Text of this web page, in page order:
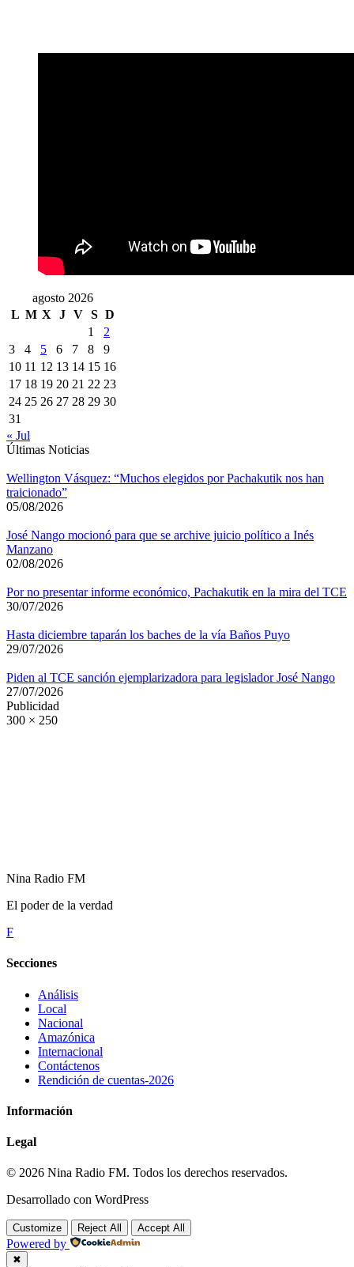
agosto 2026
L M X J V S D
1
2
3
4 5 6 7 8
9
10 11 12 13 14 15 16
17 18 19 20 21 22 23
24 25 26 27 28 29 30
31
« Jul
Últimas Noticias
Wellington Vásquez: “Muchos elegidos por Pachakutik nos han
traicionado”
05/08/2026
José Nango mocionó para que se archive juicio político a Inés
Manzano
02/08/2026
Por no presentar informe económico, Pachakutik en la mira del TCE
30/07/2026
Hasta diciembre taparán los baches de la vía Baños Puyo
29/07/2026
Piden al TCE sanción ejemplarizadora para legislador José Nango
27/07/2026
Publicidad
300 × 250
Nina Radio FM
El poder de la verdad
F
Secciones
Análisis
Local
Nacional
Amazónica
Internacional
Contáctenos
Rendición de cuentas-2026
Información
Legal
© 2026 Nina Radio FM. Todos los derechos reservados.
Desarrollado con WordPress
Customize Reject All Accept All
Powered by
✖